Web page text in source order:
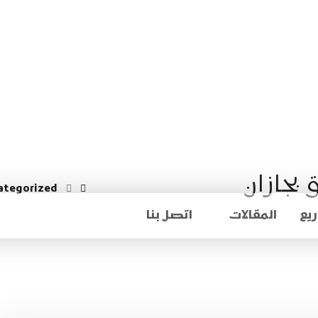
المقالات اتصل بنا